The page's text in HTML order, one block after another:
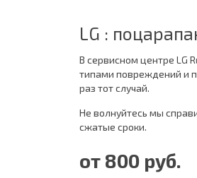
LG :
В сервисном центре LG
типами повреждений и
раз тот случай.
Не волнуйтесь мы
сжатые сроки.
от 800 руб.